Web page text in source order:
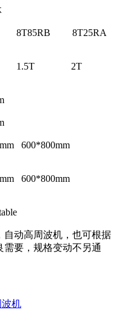
8T85RB 8T25RA
1.5T 2T
600*800mm
600*800mm
自动高周波机，也可根据
要，规格变动不另通
波机